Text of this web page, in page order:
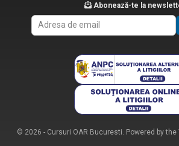
Abonează-te la
© 2026 - Cursuri OAR Bucuresti. Powered by the